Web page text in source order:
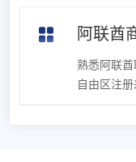
阿联酋
熟悉阿联
自由区注册